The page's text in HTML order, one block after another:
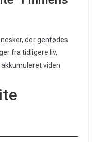
der genfødes
fra tidligere liv,
viden